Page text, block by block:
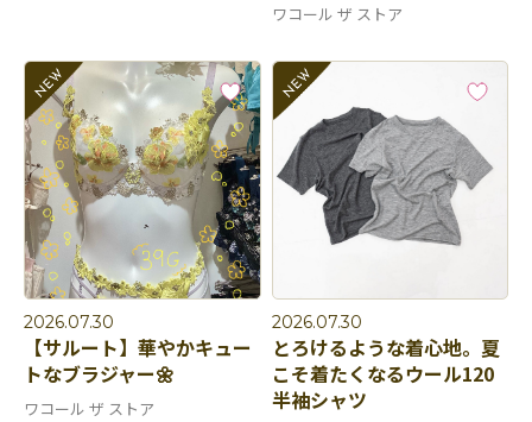
ワコール ザ ストア
2026.07.30
【サルート】華やかキュー
トなブラジャー🌼
ワコール ザ ストア
2026.07.30
とろけるような着心地。夏
こそ着たくなるウール120
半袖シャツ